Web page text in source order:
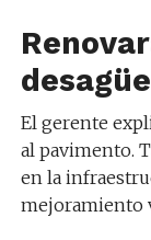
desagüe
El gerente
al pavimento.
en la
mejoramiento